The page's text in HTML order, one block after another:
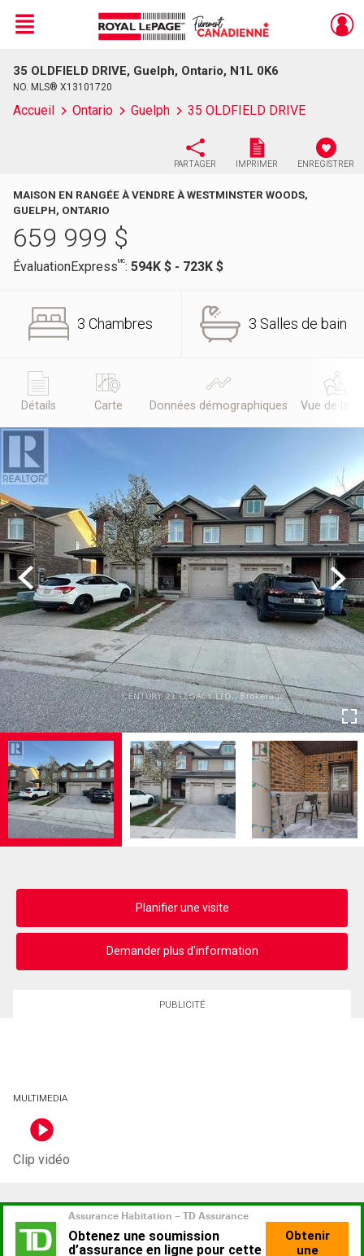
Live
En Direct
Menu
35 OLDFIELD DRIVE, Guelph, Ontario, N1L 0K6
NO. MLS® X13101720
Accueil Ontario Guelph 35 OLDFIELD DRIVE
PARTAGER IMPRIMER ENREGISTRER
MAISON EN RANGÉE À VENDRE À WESTMINSTER WOODS,
GUELPH, ONTARIO
659 999 $
ÉvaluationExpressMC: 594K $ - 723K $
3 Chambres 3 Salles de bain
Détails Carte Données démographiques Vue de la
Previous Next
Planifier une visite
Demander plus d'information
PUBLICITÉ
MULTIMEDIA
Clip vidéo